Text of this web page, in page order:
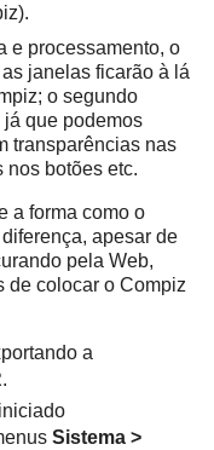
e processamento, o
janelas ficarão à lá
o segundo
que podemos
transparências nas
nos botões etc.
a forma como o
diferença, apesar de
pela Web,
de colocar o Compiz
a
.
Sistema >